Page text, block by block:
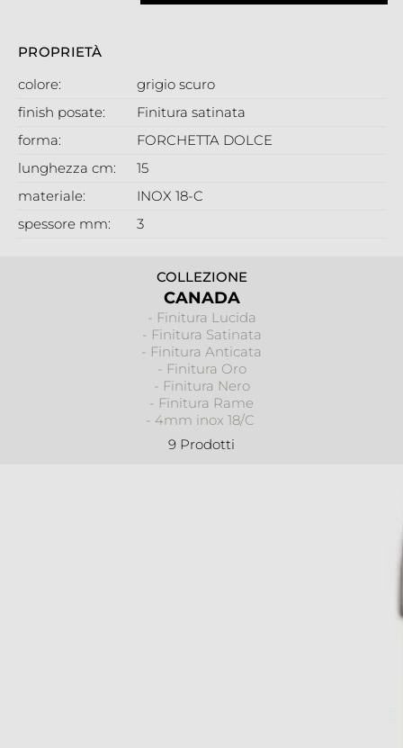
COLLEZIONE
CANADA
- Finitura Lucida
- Finitura Satinata
- Finitura Anticata
- Finitura Oro
- Finitura Nero
- Finitura Rame
- 4mm inox 18/C
9 Prodotti
PROPRIETÀ
colore:
grigio scuro
finish posate:
Finitura satinata
forma:
FORCHETTA DOLCE
lunghezza cm:
15
materiale:
INOX 18-C
spessore mm:
3